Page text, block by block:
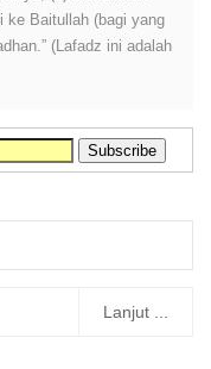
ke Baitullah (bagi yang
(Lafadz ini adalah
Lanjut ...